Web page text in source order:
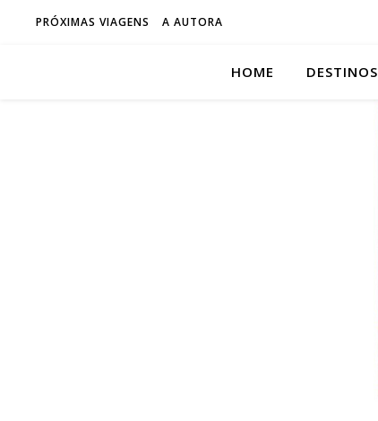
PRÓXIMAS VIAGENS A AUTORA
HOME DESTINOS